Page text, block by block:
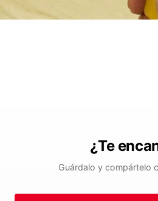
¿Te
Guárdalo y compártelo